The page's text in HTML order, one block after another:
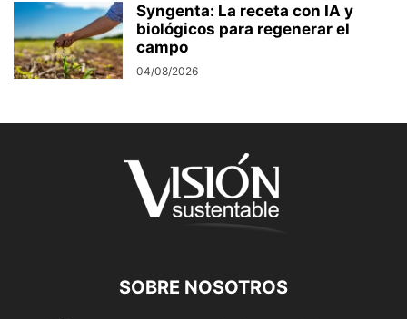
Syngenta: La receta con IA y
biológicos para regenerar el
campo
04/08/2026
SOBRE NOSOTROS